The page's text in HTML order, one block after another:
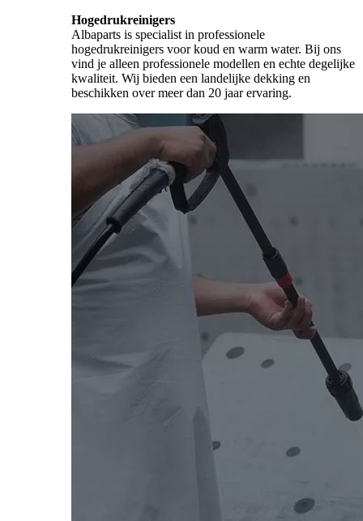
Hogedrukreinigers
Albaparts is specialist in professionele
hogedrukreinigers voor koud en warm water. Bij ons
vind je alleen professionele modellen en echte degelijke
kwaliteit. Wij bieden een landelijke dekking en
beschikken over meer dan 20 jaar ervaring.